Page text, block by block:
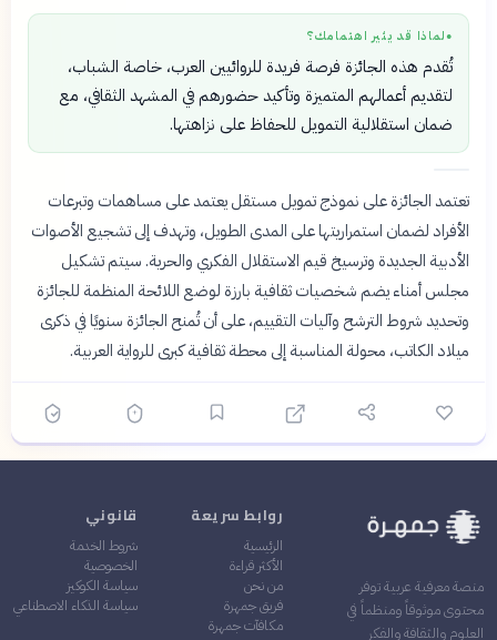
● لماذا قد يثير اهتمامك؟
تُقدم هذه الجائزة فرصة فريدة للروائيين العرب، خاصة الشباب،
لتقديم أعمالهم المتميزة وتأكيد حضورهم في المشهد الثقافي، مع
ضمان استقلالية التمويل للحفاظ على نزاهتها.
تعتمد الجائزة على نموذج تمويل مستقل يعتمد على مساهمات وتبرعات
الأفراد لضمان استمراريتها على المدى الطويل، وتهدف إلى تشجيع الأصوات
الأدبية الجديدة وترسيخ قيم الاستقلال الفكري والحرية. سيتم تشكيل
مجلس أمناء يضم شخصيات ثقافية بارزة لوضع اللائحة المنظمة للجائزة
وتحديد شروط الترشح وآليات التقييم، على أن تُمنح الجائزة سنويًا في ذكرى
ميلاد الكاتب، محولة المناسبة إلى محطة ثقافية كبرى للرواية العربية.
منصة معرفية عربية توفر
محتوى موثوقاً ومنظماً في
العلوم والثقافة والفكر
روابط سريعة
الرئيسية
الأكثر قراءة
من نحن
فريق جمهرة
مكافآت جمهرة
قانوني
شروط الخدمة
الخصوصية
سياسة الكوكيز
سياسة الذكاء الاصطناعي